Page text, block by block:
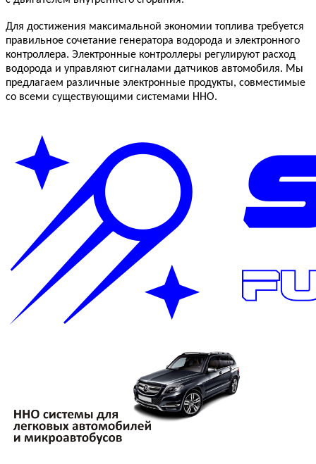
Для достижения максимальной экономии топлива требуется
правильное сочетание генератора водорода и электронного
контроллера. Электронные контроллеры регулируют расход
водорода и управляют сигналами датчиков автомобиля. Мы
предлагаем различные электронные продукты, совместимые
со всеми существующими системами HHO.